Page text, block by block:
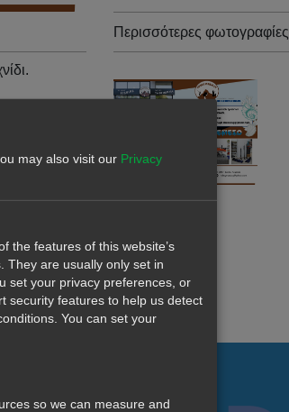
Περισσότερες φωτογραφίες
may also visit our Privacy
the features of this website’s
They are usually only set in
set your privacy preferences, or
security features to help us detect
You can set your
so we can measure and